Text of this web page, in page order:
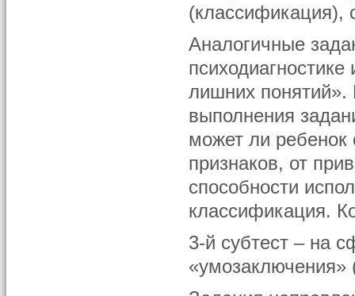
(классификация),
Аналогичные
лишних понятий».
выполнения
может ли ребенок
признаков, от
способности
классификация.
3-й субтест – на